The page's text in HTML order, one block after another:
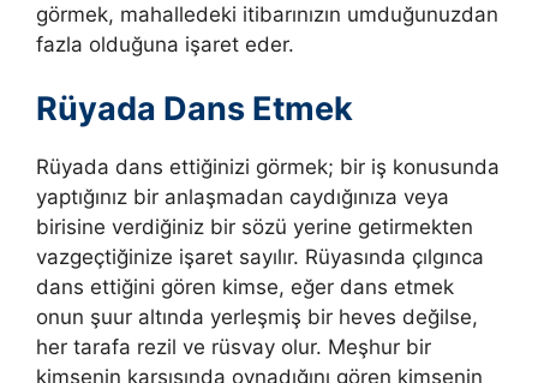
görmek, mahalledeki itibarınızın umduğunuzdan
fazla olduğuna işaret eder.
Rüyada Dans Etmek
Rüyada dans ettiğinizi görmek; bir iş konusunda
yaptığınız bir anlaşmadan caydığınıza veya
birisine verdiğiniz bir sözü yerine getirmekten
vazgeçtiğinize işaret sayılır. Rüyasında çılgınca
dans ettiğini gören kimse, eğer dans etmek
onun şuur altında yerleşmiş bir heves değilse,
her tarafa rezil ve rüsvay olur. Meşhur bir
kimsenin karşısında oynadığını gören kimsenin